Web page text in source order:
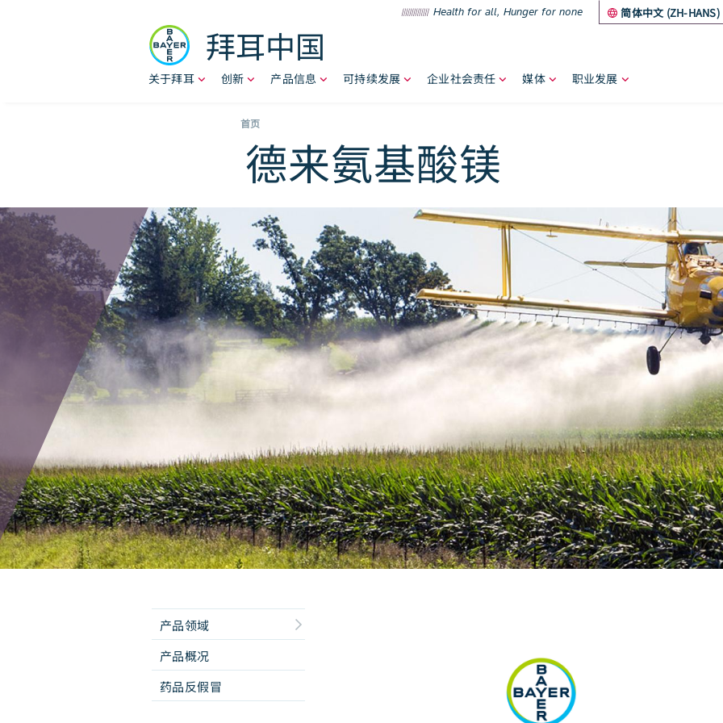
Health for all, Hunger for none 简体中文 (ZH-HANS)
拜耳中国
关于拜耳 创新 产品信息 可持续发展 企业社会责任 媒体 职业发展
Breadcrumb
首页
德来氨基酸镁
产品领域
产品概况
药品反假冒